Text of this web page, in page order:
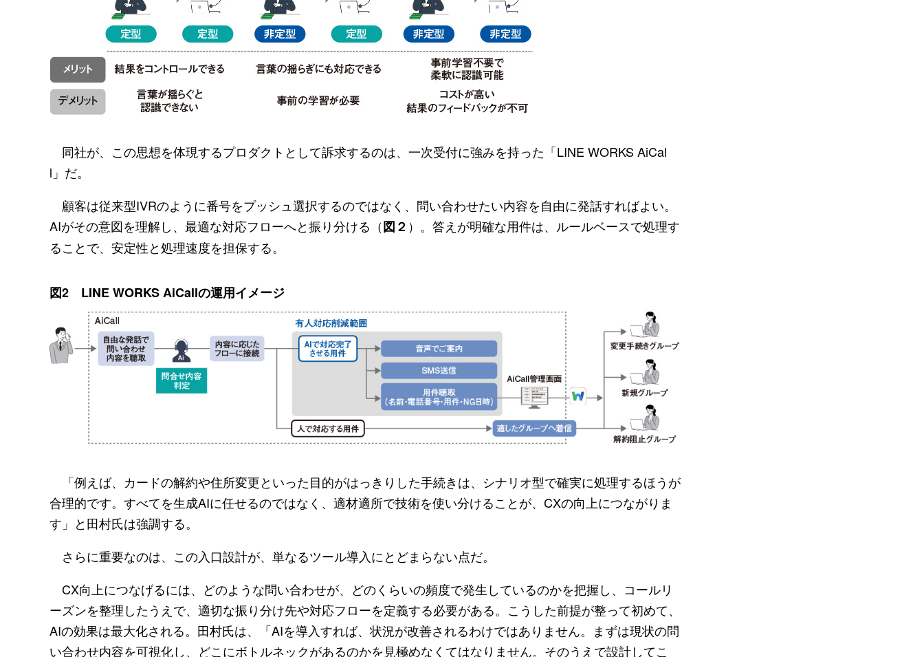
同社が、この思想を体現するプロダクトとして訴求するのは、一次受付に強みを持った「LINE WORKS AiCal
l」だ。
顧客は従来型IVRのように番号をプッシュ選択するのではなく、問い合わせたい内容を自由に発話すればよい。
AIがその意図を理解し、最適な対応フローへと振り分ける（図２ ）。答えが明確な用件は、ルールベースで処理す
ることで、安定性と処理速度を担保する。
図2 LINE WORKS AiCallの運用イメージ
「例えば、カードの解約や住所変更といった目的がはっきりした手続きは、シナリオ型で確実に処理するほうが
合理的です。すべてを生成AIに任せるのではなく、適材適所で技術を使い分けることが、CXの向上につながりま
す」と田村氏は強調する。
さらに重要なのは、この入口設計が、単なるツール導入にとどまらない点だ。
CX向上につなげるには、どのような問い合わせが、どのくらいの頻度で発生しているのかを把握し、コールリ
ーズンを整理したうえで、適切な振り分け先や対応フローを定義する必要がある。こうした前提が整って初めて、
AIの効果は最大化される。田村氏は、「AIを導入すれば、状況が改善されるわけではありません。まずは現状の問
い合わせ内容を可視化し、どこにボトルネックがあるのかを見極めなくてはなりません。そのうえで設計してこ